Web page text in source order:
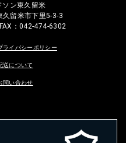
ソン東久留米
留米市下里5-3-3
：042-474-6302
ライバシーポリシー
送について
問い合わせ